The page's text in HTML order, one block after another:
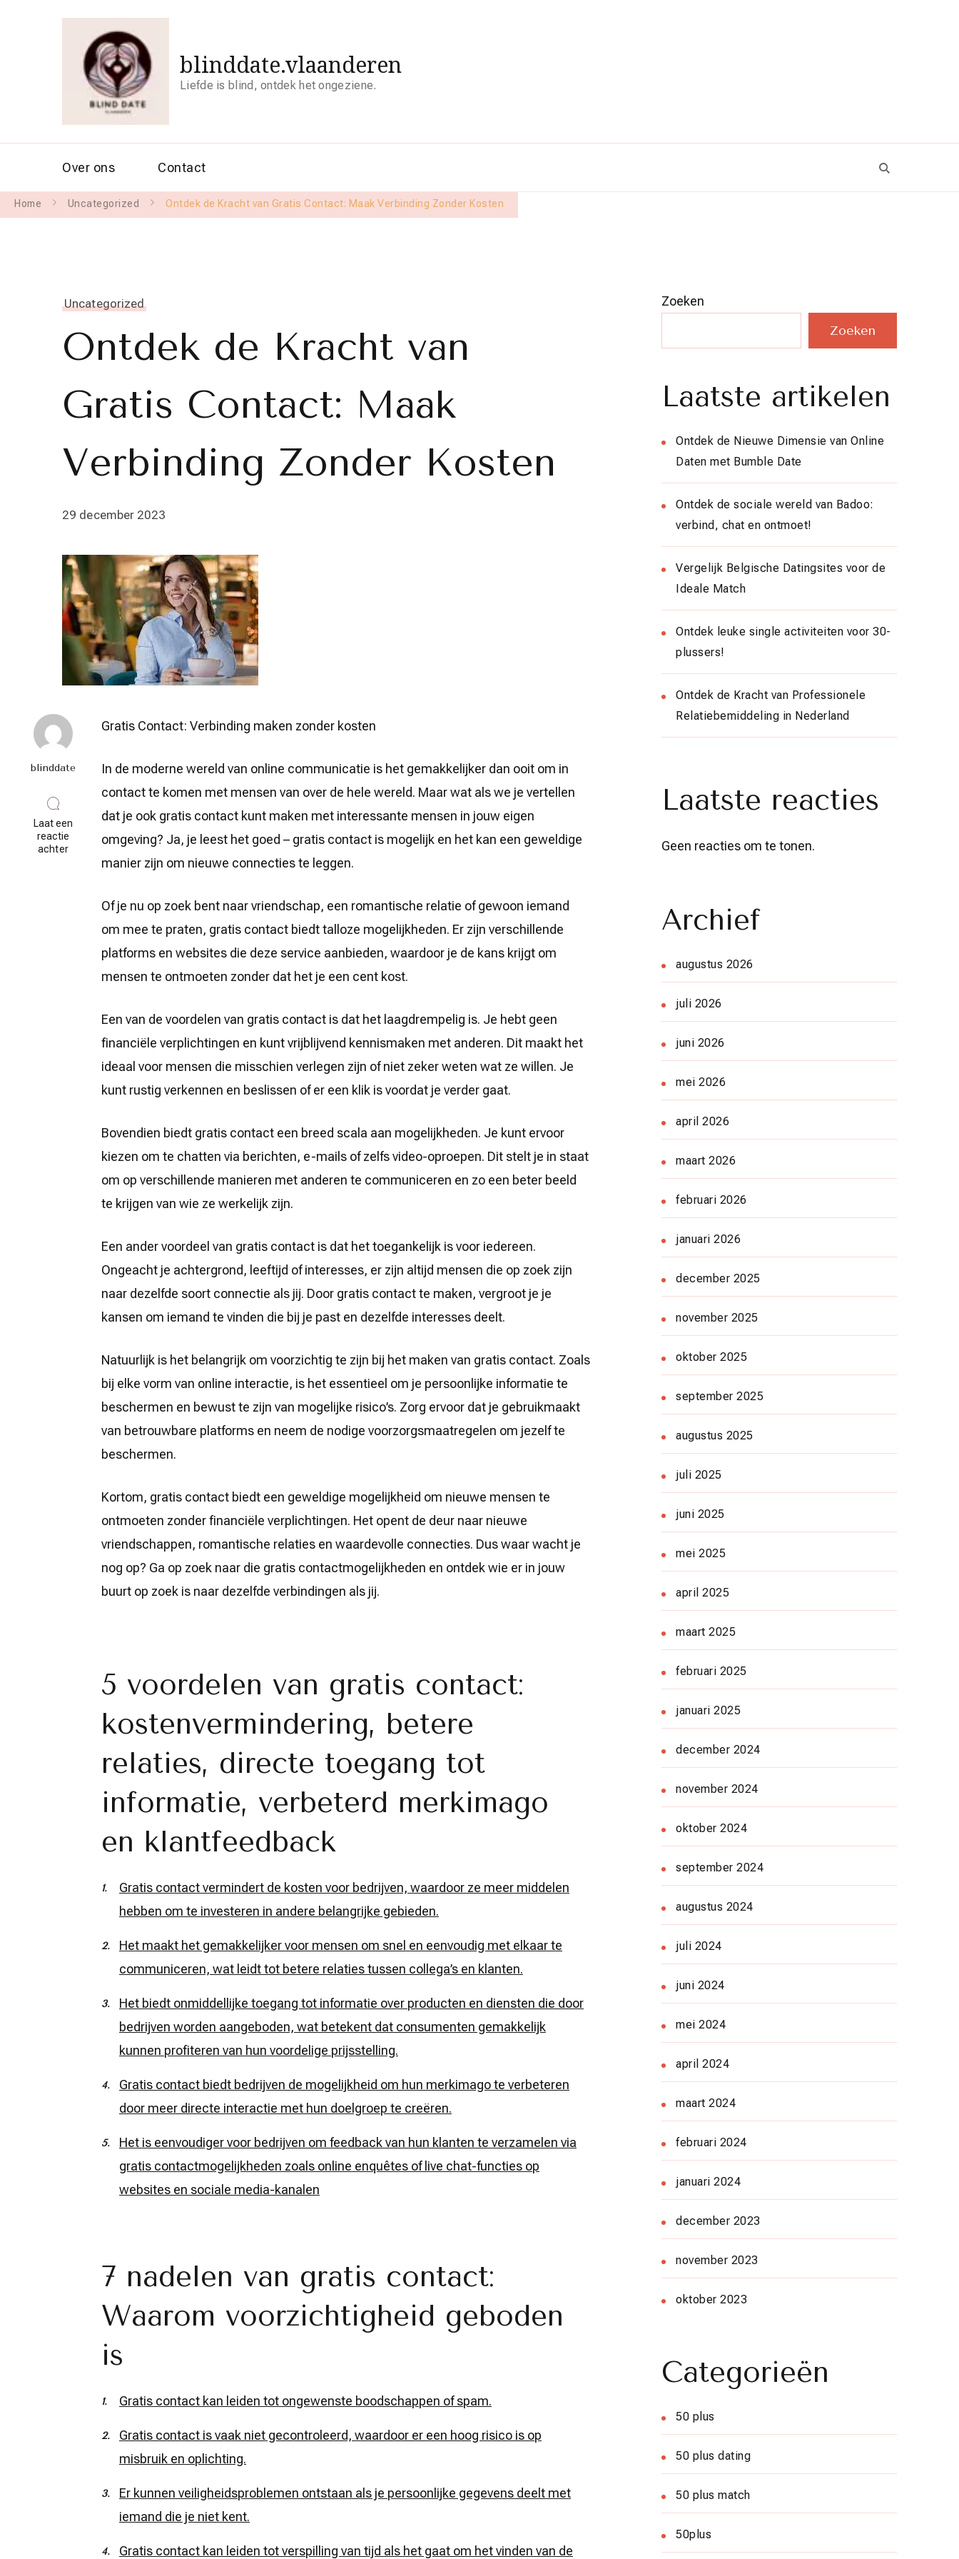
blinddate.vlaanderen
Liefde is blind, ontdek het ongeziene.
Over ons Contact
Home Uncategorized Ontdek de Kracht van Gratis Contact: Maak Verbinding Zonder Kosten
Uncategorized
Ontdek de Kracht van
Gratis Contact: Maak
Verbinding Zonder Kosten
29 december 2023
blinddate
Laat een
reactie
achterop
Contact:
Verbinding
Gratis Contact: Verbinding maken zonder kosten
In de moderne wereld van online communicatie is het gemakkelijker dan ooit om in
contact te komen met mensen van over de hele wereld. Maar wat als we je vertellen
dat je ook gratis contact kunt maken met interessante mensen in jouw eigen
omgeving? Ja, je leest het goed – gratis contact is mogelijk en het kan een geweldige
manier zijn om nieuwe connecties te leggen.
Of je nu op zoek bent naar vriendschap, een romantische relatie of gewoon iemand
om mee te praten, gratis contact biedt talloze mogelijkheden. Er zijn verschillende
platforms en websites die deze service aanbieden, waardoor je de kans krijgt om
mensen te ontmoeten zonder dat het je een cent kost.
Een van de voordelen van gratis contact is dat het laagdrempelig is. Je hebt geen
financiële verplichtingen en kunt vrijblijvend kennismaken met anderen. Dit maakt het
ideaal voor mensen die misschien verlegen zijn of niet zeker weten wat ze willen. Je
kunt rustig verkennen en beslissen of er een klik is voordat je verder gaat.
Bovendien biedt gratis contact een breed scala aan mogelijkheden. Je kunt ervoor
kiezen om te chatten via berichten, e-mails of zelfs video-oproepen. Dit stelt je in staat
om op verschillende manieren met anderen te communiceren en zo een beter beeld
te krijgen van wie ze werkelijk zijn.
Een ander voordeel van gratis contact is dat het toegankelijk is voor iedereen.
Ongeacht je achtergrond, leeftijd of interesses, er zijn altijd mensen die op zoek zijn
naar dezelfde soort connectie als jij. Door gratis contact te maken, vergroot je je
kansen om iemand te vinden die bij je past en dezelfde interesses deelt.
Natuurlijk is het belangrijk om voorzichtig te zijn bij het maken van gratis contact. Zoals
bij elke vorm van online interactie, is het essentieel om je persoonlijke informatie te
beschermen en bewust te zijn van mogelijke risico’s. Zorg ervoor dat je gebruikmaakt
van betrouwbare platforms en neem de nodige voorzorgsmaatregelen om jezelf te
beschermen.
Kortom, gratis contact biedt een geweldige mogelijkheid om nieuwe mensen te
ontmoeten zonder financiële verplichtingen. Het opent de deur naar nieuwe
vriendschappen, romantische relaties en waardevolle connecties. Dus waar wacht je
nog op? Ga op zoek naar die gratis contactmogelijkheden en ontdek wie er in jouw
buurt op zoek is naar dezelfde verbindingen als jij.
5 voordelen van gratis contact:
kostenvermindering, betere
relaties, directe toegang tot
informatie, verbeterd merkimago
en klantfeedback
Gratis contact vermindert de kosten voor bedrijven, waardoor ze meer middelen
hebben om te investeren in andere belangrijke gebieden.
Het maakt het gemakkelijker voor mensen om snel en eenvoudig met elkaar te
communiceren, wat leidt tot betere relaties tussen collega’s en klanten.
Het biedt onmiddellijke toegang tot informatie over producten en diensten die door
bedrijven worden aangeboden, wat betekent dat consumenten gemakkelijk
kunnen profiteren van hun voordelige prijsstelling.
Gratis contact biedt bedrijven de mogelijkheid om hun merkimago te verbeteren
door meer directe interactie met hun doelgroep te creëren.
Het is eenvoudiger voor bedrijven om feedback van hun klanten te verzamelen via
gratis contactmogelijkheden zoals online enquêtes of live chat-functies op
websites en sociale media-kanalen
7 nadelen van gratis contact:
Waarom voorzichtigheid geboden
is
Gratis contact kan leiden tot ongewenste boodschappen of spam.
Gratis contact is vaak niet gecontroleerd, waardoor er een hoog risico is op
misbruik en oplichting.
Er kunnen veiligheidsproblemen ontstaan als je persoonlijke gegevens deelt met
iemand die je niet kent.
Gratis contact kan leiden tot verspilling van tijd als het gaat om het vinden van de
Zoeken
Zoeken
Laatste artikelen
Ontdek de Nieuwe Dimensie van Online
Daten met Bumble Date
Ontdek de sociale wereld van Badoo:
verbind, chat en ontmoet!
Vergelijk Belgische Datingsites voor de
Ideale Match
Ontdek leuke single activiteiten voor 30-
plussers!
Ontdek de Kracht van Professionele
Relatiebemiddeling in Nederland
Laatste reacties
Geen reacties om te tonen.
Archief
augustus 2026
juli 2026
juni 2026
mei 2026
april 2026
maart 2026
februari 2026
januari 2026
december 2025
november 2025
oktober 2025
september 2025
augustus 2025
juli 2025
juni 2025
mei 2025
april 2025
maart 2025
februari 2025
januari 2025
december 2024
november 2024
oktober 2024
september 2024
augustus 2024
juli 2024
juni 2024
mei 2024
april 2024
maart 2024
februari 2024
januari 2024
december 2023
november 2023
oktober 2023
Categorieën
50 plus
50 plus dating
50 plus match
50plus